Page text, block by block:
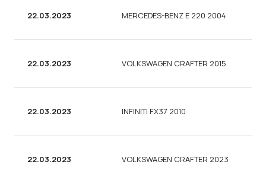
22.03.2023 MERCEDES-BENZ E 220 2004
22.03.2023 VOLKSWAGEN CRAFTER 2015
22.03.2023 INFINITI FX37 2010
22.03.2023 VOLKSWAGEN CRAFTER 2023